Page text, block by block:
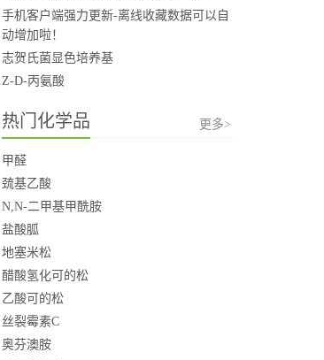
手机客户端强力更新-离线收藏数据可以自
动增加啦！
志贺氏菌显色培养基
Z-D-丙氨酸
热门化学品 更多>
甲醛
巯基乙酸
N,N-二甲基甲酰胺
盐酸胍
地塞米松
醋酸氢化可的松
乙酸可的松
丝裂霉素C
奥芬澳胺